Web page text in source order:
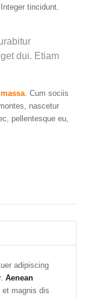
tincidunt.
dui. Etiam
massa. Cum sociis
nascetur
pellentesque eu,
adipiscing
Aenean
magnis dis